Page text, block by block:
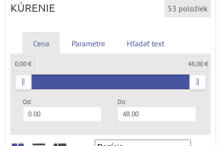
KÚRENIE 53 položiek
Cena Parametre Hľadať text
Od: Do:
0,00 € 48,00 €